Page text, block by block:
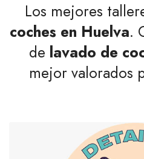
Los mejores
coches en Huelva.
de lavado de
mejor valorados